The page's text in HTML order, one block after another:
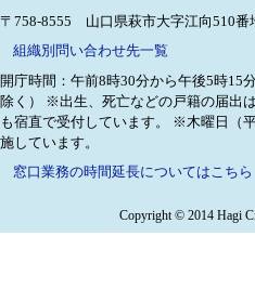
〒758-8555 山口県萩市大字江向510番
組織別問い合わせ先一覧
開庁時間：午前8時30分から午後5時15
除く）
※出生、死亡などの戸籍の届出
も宿直で受付しています。
※木曜日（
施しています。
窓口業務の時間延長についてはこちら
Copyright © 2014 Hagi